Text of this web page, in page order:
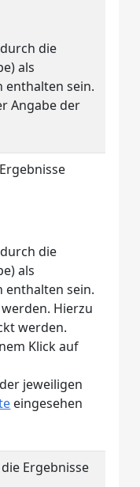
die
als
enthalten sein.
Angabe der
die
als
enthalten sein.
Hierzu
werden.
Klick auf
jeweiligen
eingesehen
Ergebnisse